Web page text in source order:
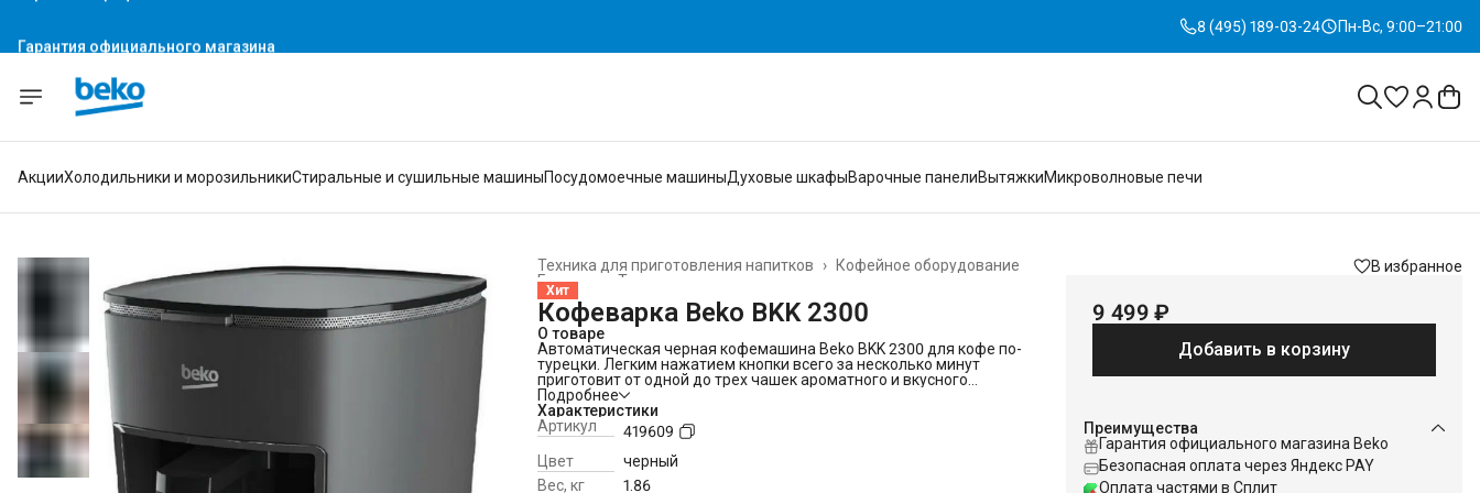
8 (495) 189-03-24 Пн-Вс, 9:00–21:00
АкцииХолодильники и морозильникиСтиральные и сушильные машиныПосудомоечные машиныДуховые шкафыВарочные панелиВытяжкиМикроволновые печи
Кофейное оборудование
Техника для приготовления напитков
›
Техника для кухни
Главная
Хит
Кофеварка Beko BKK 2300
О товаре
Автоматическая черная кофемашина Beko BKK 2300 для кофе по-
турецки. Легким нажатием кнопки всего за несколько минут
приготовит от одной до трех чашек ароматного и вкусного
напитка. Звуковой сигнал подскажет о готовности порции.
Таймер отложенного старта. Функция регулировки крепости
кофе, поддержания тепла и автоматического выключения.
Оснащена защитой от перелива. Съемный фильтр легко и быстро
моется. Кофемашины Beko идеальны для перерыва на кофе.
Стильный современный дизайн подойдет для любого интерьера
кухни.
Подробнее
Характеристики
Артикул
419609
Цвет
черный
Вес, кг
1.86
В избранное
9 499 ₽
Добавить в корзину
Преимущества
Гарантия официального магазина Beko
Безопасная оплата через Яндекс PAY
Оплата частями в Сплит